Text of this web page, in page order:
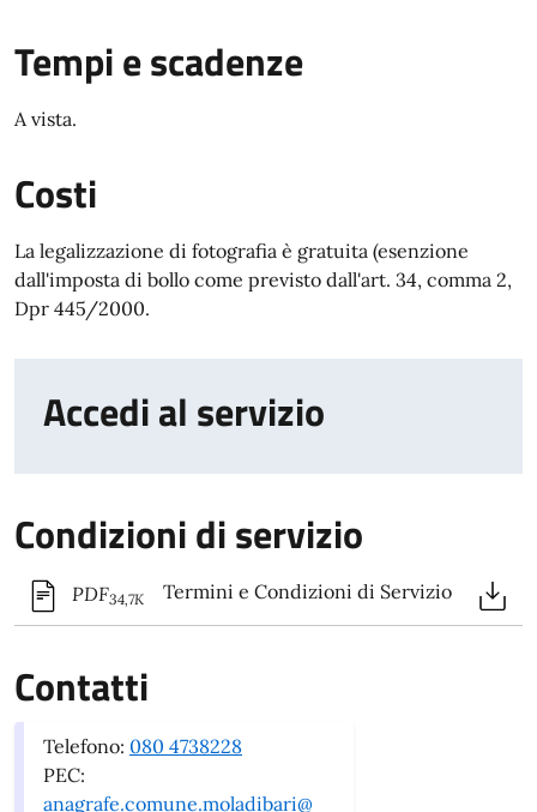
Tempi e scadenze
A vista.
Costi
La legalizzazione di fotografia è gratuita (esenzione
dall'imposta di bollo come previsto dall'art. 34, comma 2,
Dpr 445/2000.
Accedi al servizio
Condizioni di servizio
PDF34,7K Termini e Condizioni di Servizio
Contatti
Telefono: 080 4738228
PEC:
anagrafe.comune.moladibari@